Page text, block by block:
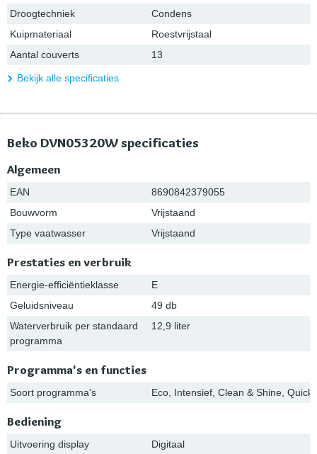
Droogtechniek
Condens
Kuipmateriaal
Roestvrijstaal
Aantal couverts
13
Bekijk alle specificaties
Beko DVN05320W specificaties
Algemeen
EAN
8690842379055
Bouwvorm
Vrijstaand
Type vaatwasser
Vrijstaand
Prestaties en verbruik
Energie-efficiëntieklasse
E
Geluidsniveau
49 db
Waterverbruik per standaard
programma
12,9 liter
Programma's en functies
Soort programma's Eco, Intensief, Clean & Shine, Quick
Bediening
Uitvoering display
Digitaal